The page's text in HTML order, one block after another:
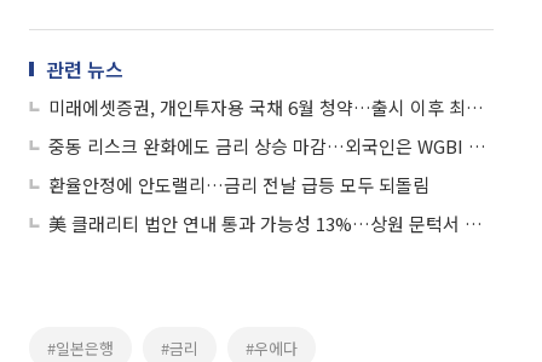
관련 뉴스
미래에셋증권, 개인투자용 국채 6월 청약…출시 이후 최고 금리
중동 리스크 완화에도 금리 상승 마감…외국인은 WGBI 효과로 '사자' 행진
환율안정에 안도랠리…금리 전날 급등 모두 되돌림
美 클래리티 법안 연내 통과 가능성 13%…상원 문턱서 제동
#일본은행 #금리 #우에다